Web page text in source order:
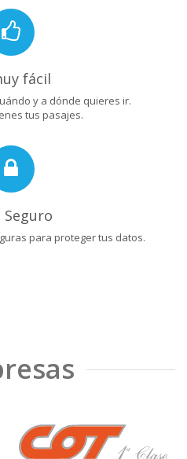
fácil
y a dónde quieres ir.
tus pasajes.
Seguro
para proteger tus datos.
❯